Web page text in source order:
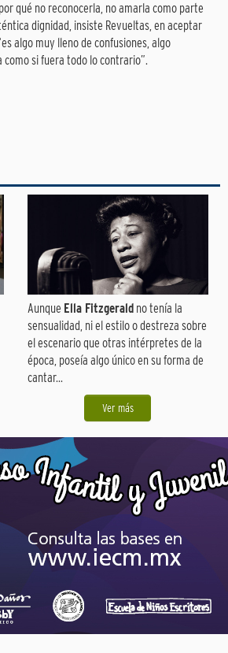
qué no reconocerla, no amarla como parte
dignidad, insiste Revueltas, en aceptar
algo muy lleno de confusiones, algo
si fuera todo lo contrario”.
Aunque Ella Fitzgerald no tenía la
sensualidad, ni el estilo o destreza sobre
el escenario que otras intérpretes de la
época, poseía algo único en su forma de
cantar...
Ver más